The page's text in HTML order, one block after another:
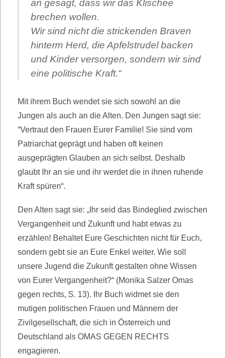
an gesagt, dass wir das Klischee
brechen wollen.
Wir sind nicht die strickenden Braven
hinterm Herd, die Apfelstrudel backen
und Kinder versorgen, sondern wir sind
eine politische Kraft.“
Mit ihrem Buch wendet sie sich sowohl an die
Jungen als auch an die Alten. Den Jungen sagt sie:
“Vertraut den Frauen Eurer Familie! Sie sind vom
Patriarchat geprägt und haben oft keinen
ausgeprägten Glauben an sich selbst. Deshalb
glaubt Ihr an sie und ihr werdet die in ihnen ruhende
Kraft spüren“.
Den Alten sagt sie: „Ihr seid das Bindeglied zwischen
Vergangenheit und Zukunft und habt etwas zu
erzählen! Behaltet Eure Geschichten nicht für Euch,
sondern gebt sie an Eure Enkel weiter. Wie soll
unsere Jugend die Zukunft gestalten ohne Wissen
von Eurer Vergangenheit?“ (Monika Salzer Omas
gegen rechts, S. 13). Ihr Buch widmet sie den
mutigen politischen Frauen und Männern der
Zivilgesellschaft, die sich in Österreich und
Deutschland als OMAS GEGEN RECHTS
engagieren.